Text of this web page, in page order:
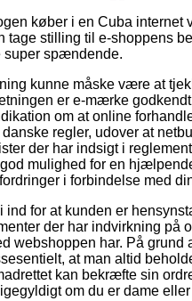
køber i en Cuba internet
tage stilling til e-shoppens
super spændende.
kunne måske være at
er e-mærke
om at online
regler, udover at
der har indsigt i
mulighed for en
i forbindelse med
ind for at kunden er
der har indvirkning på
webshoppen har. På grund
at man altid
kan bekræfte sin
om du er dame eller